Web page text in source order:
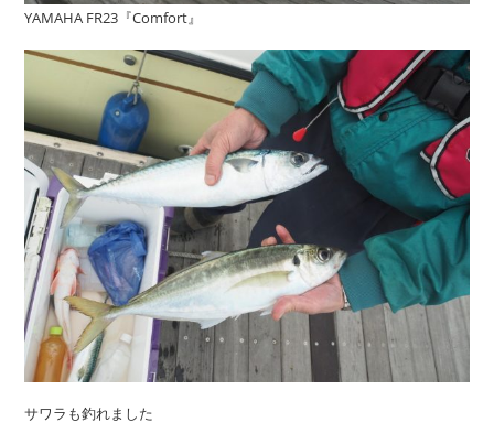
YAMAHA FR23『Comfort』
サワラも釣れました